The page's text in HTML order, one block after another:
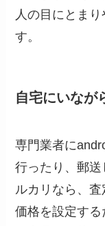
人の目にとま
す。
自宅にいなが
専門業者に
行ったり、郵
ルカリなら、
価格を設定す